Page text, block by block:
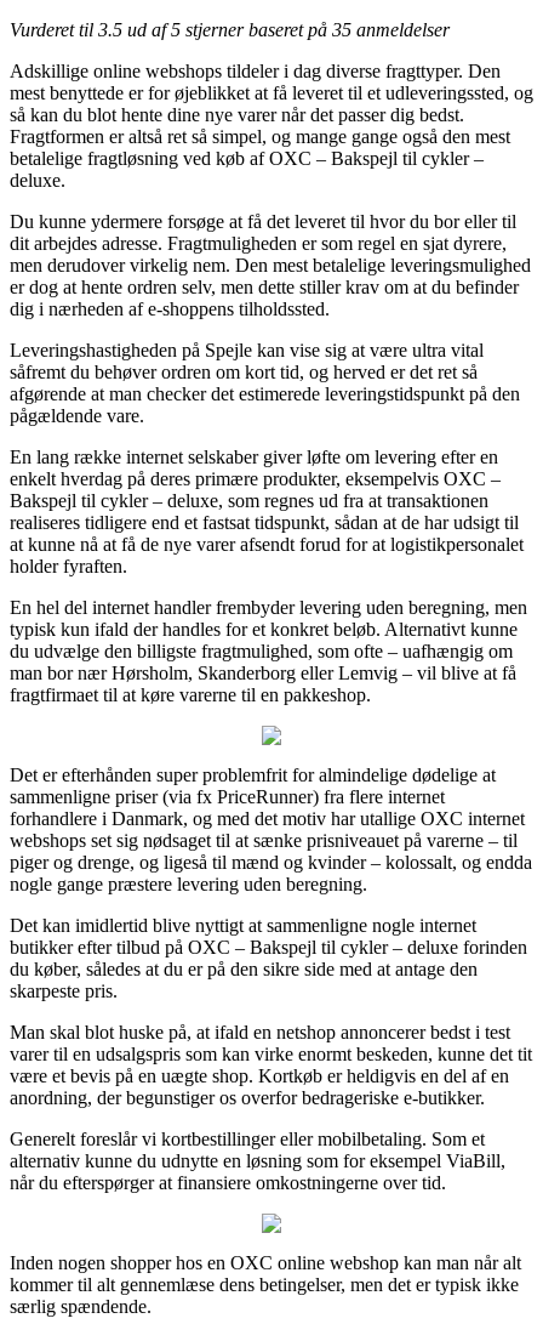
Vurderet til 3.5 ud af 5 stjerner baseret på 35 anmeldelser
Adskillige online webshops tildeler i dag diverse fragttyper. Den
mest benyttede er for øjeblikket at få leveret til et udleveringssted, og
så kan du blot hente dine nye varer når det passer dig bedst.
Fragtformen er altså ret så simpel, og mange gange også den mest
betalelige fragtløsning ved køb af OXC – Bakspejl til cykler –
deluxe.
Du kunne ydermere forsøge at få det leveret til hvor du bor eller til
dit arbejdes adresse. Fragtmuligheden er som regel en sjat dyrere,
men derudover virkelig nem. Den mest betalelige leveringsmulighed
er dog at hente ordren selv, men dette stiller krav om at du befinder
dig i nærheden af e-shoppens tilholdssted.
Leveringshastigheden på Spejle kan vise sig at være ultra vital
såfremt du behøver ordren om kort tid, og herved er det ret så
afgørende at man checker det estimerede leveringstidspunkt på den
pågældende vare.
En lang række internet selskaber giver løfte om levering efter en
enkelt hverdag på deres primære produkter, eksempelvis OXC –
Bakspejl til cykler – deluxe, som regnes ud fra at transaktionen
realiseres tidligere end et fastsat tidspunkt, sådan at de har udsigt til
at kunne nå at få de nye varer afsendt forud for at logistikpersonalet
holder fyraften.
En hel del internet handler frembyder levering uden beregning, men
typisk kun ifald der handles for et konkret beløb. Alternativt kunne
du udvælge den billigste fragtmulighed, som ofte – uafhængig om
man bor nær Hørsholm, Skanderborg eller Lemvig – vil blive at få
fragtfirmaet til at køre varerne til en pakkeshop.
Det er efterhånden super problemfrit for almindelige dødelige at
sammenligne priser (via fx PriceRunner) fra flere internet
forhandlere i Danmark, og med det motiv har utallige OXC internet
webshops set sig nødsaget til at sænke prisniveauet på varerne – til
piger og drenge, og ligeså til mænd og kvinder – kolossalt, og endda
nogle gange præstere levering uden beregning.
Det kan imidlertid blive nyttigt at sammenligne nogle internet
butikker efter tilbud på OXC – Bakspejl til cykler – deluxe forinden
du køber, således at du er på den sikre side med at antage den
skarpeste pris.
Man skal blot huske på, at ifald en netshop annoncerer bedst i test
varer til en udsalgspris som kan virke enormt beskeden, kunne det tit
være et bevis på en uægte shop. Kortkøb er heldigvis en del af en
anordning, der begunstiger os overfor bedrageriske e-butikker.
Generelt foreslår vi kortbestillinger eller mobilbetaling. Som et
alternativ kunne du udnytte en løsning som for eksempel ViaBill,
når du efterspørger at finansiere omkostningerne over tid.
Inden nogen shopper hos en OXC online webshop kan man når alt
kommer til alt gennemlæse dens betingelser, men det er typisk ikke
særlig spændende.